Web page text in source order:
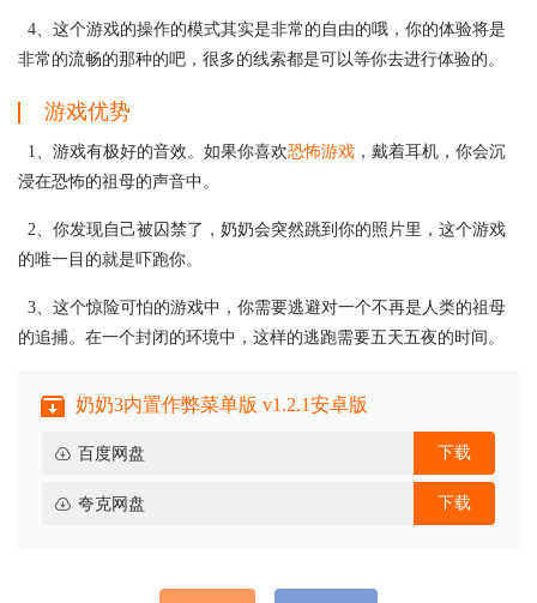
4、这个游戏的操作的模式其实是非常的自由的哦，你的体验将是
非常的流畅的那种的吧，很多的线索都是可以等你去进行体验的。
游戏优势
1、游戏有极好的音效。如果你喜欢恐怖游戏 ，戴着耳机，你会沉
浸在恐怖的祖母的声音中。
2、你发现自己被囚禁了，奶奶会突然跳到你的照片里，这个游戏
的唯一目的就是吓跑你。
3、这个惊险可怕的游戏中，你需要逃避对一个不再是人类的祖母
的追捕。在一个封闭的环境中，这样的逃跑需要五天五夜的时间。
奶奶3内置作弊菜单版 v1.2.1安卓版
百度网盘 下载
夸克网盘 下载